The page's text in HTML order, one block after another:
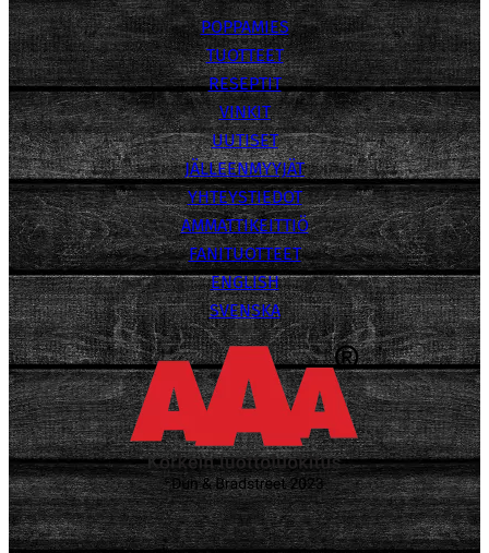
POPPAMIES
TUOTTEET
RESEPTIT
VINKIT
UUTISET
JÄLLEENMYYJÄT
YHTEYSTIEDOT
AMMATTIKEITTIÖ
FANITUOTTEET
ENGLISH
SVENSKA